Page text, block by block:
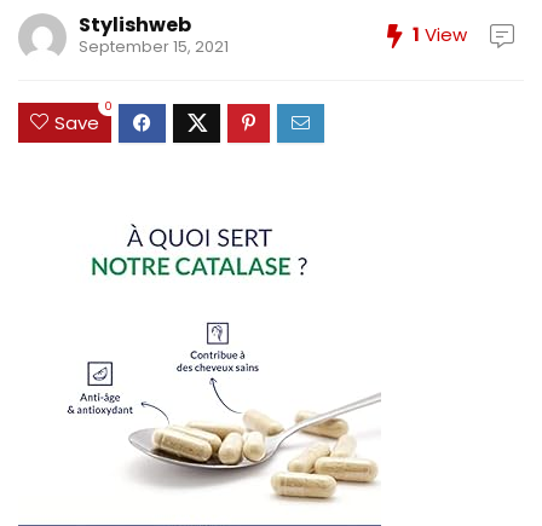
Stylishweb
September 15, 2021 1 View
Save
0